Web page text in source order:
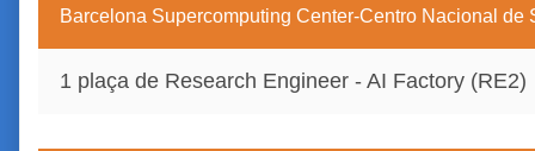
Barcelona Supercomputing Center-Centro Nacional de
1 plaça de Research Engineer - AI Factory (RE2)